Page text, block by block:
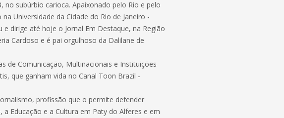
no subúrbio carioca. Apaixonado pelo Rio e pelo
Universidade da Cidade do Rio de Janeiro -
dirige até hoje o Jornal Em Destaque, na Região
Cardoso e é pai orgulhoso da Dalilane de
de Comunicação, Multinacionais e Instituições
que ganham vida no Canal Toon Brazil -
profissão que o permite defender
Educação e a Cultura em Paty do Alferes e em